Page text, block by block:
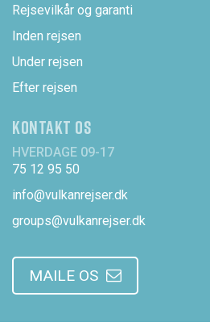
Rejsevilkår og garanti
Inden rejsen
Under rejsen
Efter rejsen
KONTAKT OS
HVERDAGE 09-17
75 12 95 50
info@vulkanrejser.dk
groups@vulkanrejser.dk
MAILE OS